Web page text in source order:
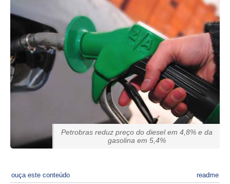
Petrobras reduz preço do diesel em 4,8% e da
gasolina em 5,4%
ouça este conteúdo readme